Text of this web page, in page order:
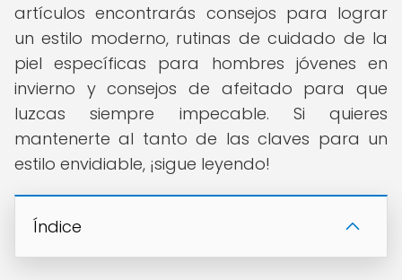
artículos encontrarás consejos para lograr
un estilo moderno, rutinas de cuidado de la
piel específicas para hombres jóvenes en
invierno y consejos de afeitado para que
luzcas siempre impecable. Si quieres
mantenerte al tanto de las claves para un
estilo envidiable, ¡sigue leyendo!
Índice